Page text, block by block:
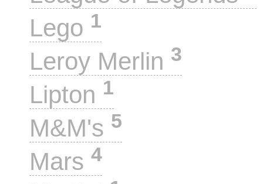
Lego 1
Leroy Merlin 3
Lipton 1
M&M's 5
Mars 4